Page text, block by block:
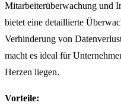
Mitarbeiterüberwachung und
bietet eine detaillierte
Verhinderung von
macht es ideal für
Herzen liegen.
Vorteile: